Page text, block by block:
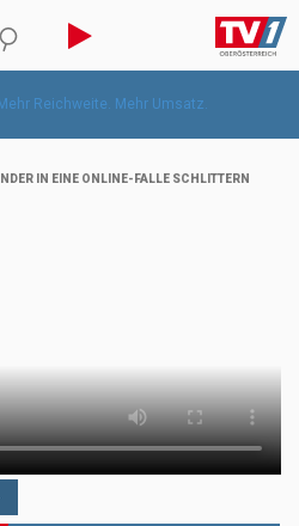
IN EINE ONLINE-FALLE SCHLITTERN